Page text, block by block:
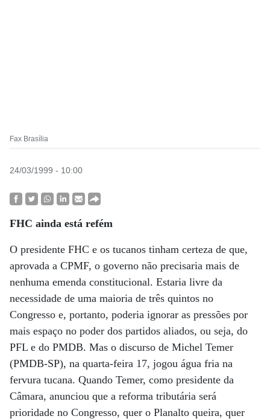
Fax Brasília
24/03/1999 - 10:00
FHC ainda está refém
O presidente FHC e os tucanos tinham certeza de que,
aprovada a CPMF, o governo não precisaria mais de
nenhuma emenda constitucional. Estaria livre da
necessidade de uma maioria de três quintos no
Congresso e, portanto, poderia ignorar as pressões por
mais espaço no poder dos partidos aliados, ou seja, do
PFL e do PMDB. Mas o discurso de Michel Temer
(PMDB-SP), na quarta-feira 17, jogou água fria na
fervura tucana. Quando Temer, como presidente da
Câmara, anunciou que a reforma tributária será
prioridade no Congresso, quer o Planalto queira, quer